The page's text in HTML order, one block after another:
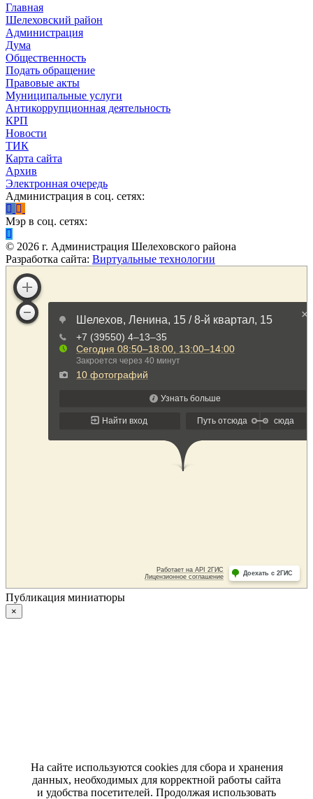
Главная
Шелеховский район
Администрация
Дума
Общественность
Подать обращение
Правовые акты
Муниципальные услуги
Антикоррупционная деятельность
КРП
Новости
ТИК
Карта сайта
Архив
Электронная очередь
Администрация в соц. сетях:
Мэр в соц. сетях:
© 2026 г. Администрация Шелеховского района
Разработка сайта: Виртуальные технологии
Публикация миниатюры
×
На сайте используются cookies для сбора и хранения
данных, необходимых для корректной работы сайта
и удобства посетителей. Продолжая использовать